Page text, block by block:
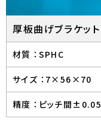
厚板曲げブラケット
材質 ： SPHC
サイズ ： 7×56×70
精度 ： ピッチ間±0.05